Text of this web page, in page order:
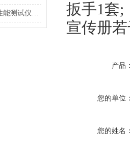
从用户角度探讨球囊综合性能测试仪的故障问题
扳手1套;
宣传册
产品
您的单位
您的姓名